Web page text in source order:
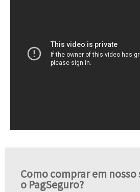
Como comprar em
o PagSeguro?